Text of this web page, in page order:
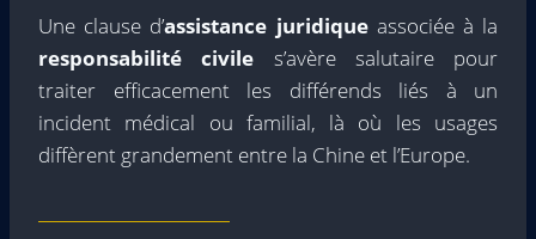
Une clause d’assistance juridiqueassociée à la
responsabilité civile s’avère salutaire pour
traiter efficacement les différends liés à un
incident médical ou familial, là où les usages
diffèrent grandement entre la Chine et l’Europe.